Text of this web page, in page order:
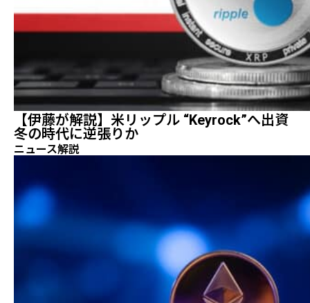
【伊藤が解説】米リップル “Keyrock”へ出資
冬の時代に逆張りか
ニュース解説